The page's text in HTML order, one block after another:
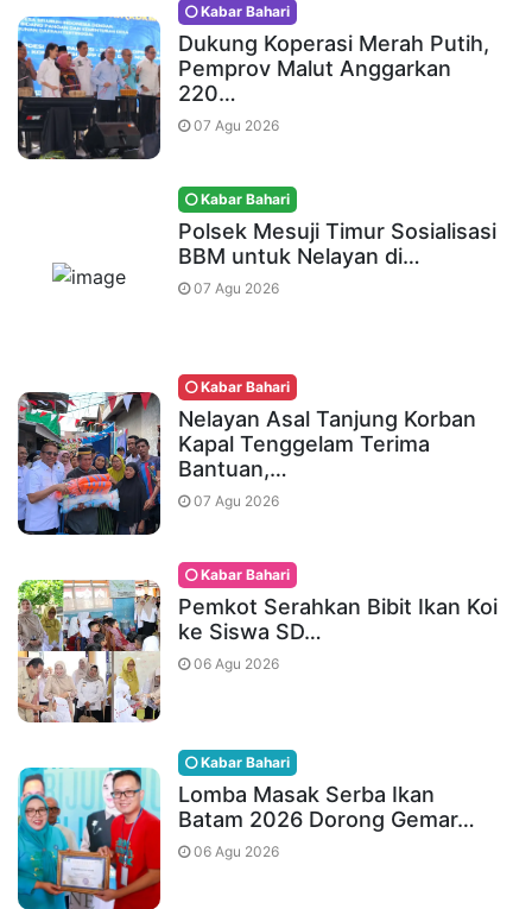
Kabar Bahari
Dukung Koperasi Merah Putih,
Pemprov Malut Anggarkan
220…
07 Agu 2026
Kabar Bahari
Polsek Mesuji Timur Sosialisasi
BBM untuk Nelayan di…
07 Agu 2026
Kabar Bahari
Nelayan Asal Tanjung Korban
Kapal Tenggelam Terima
Bantuan,…
07 Agu 2026
Kabar Bahari
Pemkot Serahkan Bibit Ikan Koi
ke Siswa SD…
06 Agu 2026
Kabar Bahari
Lomba Masak Serba Ikan
Batam 2026 Dorong Gemar…
06 Agu 2026